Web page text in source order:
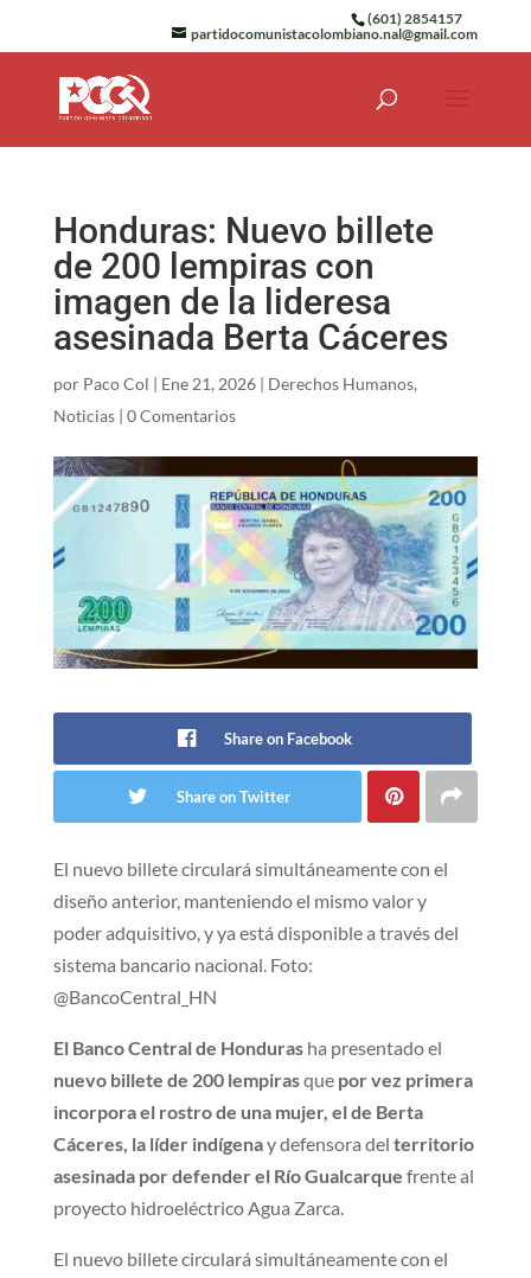
(601) 2854157
partidocomunistacolombiano.nal@gmail.com
Honduras: Nuevo billete
de 200 lempiras con
imagen de la lideresa
asesinada Berta Cáceres
por Paco Col | Ene 21, 2026| Derechos Humanos,
Noticias| 0 Comentarios
Share on Facebook
Share on Twitter
El nuevo billete circulará simultáneamente con el
diseño anterior, manteniendo el mismo valor y
poder adquisitivo, y ya está disponible a través del
sistema bancario nacional. Foto:
@BancoCentral_HN
El Banco Central de Hondurasha presentado el
nuevo billete de 200 lempirasque por vez primera
incorpora el rostro de una mujer, el de Berta
Cáceres, la líder indígenay defensora del territorio
asesinada por defender el Río Gualcarque frente al
proyecto hidroeléctrico Agua Zarca.
El nuevo billete circulará simultáneamente con el